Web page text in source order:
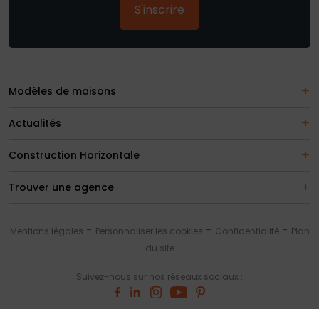
S'inscrire
Modèles de maisons
Actualités
Construction Horizontale
Trouver une agence
Suivez-nous sur nos réseaux sociaux :
Mentions légales Personnaliser les cookies Confidentialité
Plan
du site